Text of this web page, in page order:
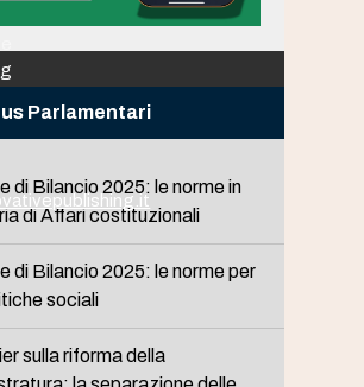
Parlamentari
di Bilancio 2025: le norme in
di Affari costituzionali
di Bilancio 2025: le norme per
sociali
sulla riforma della